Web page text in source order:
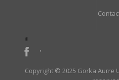
Copyright © 2025 Gorka Aurre